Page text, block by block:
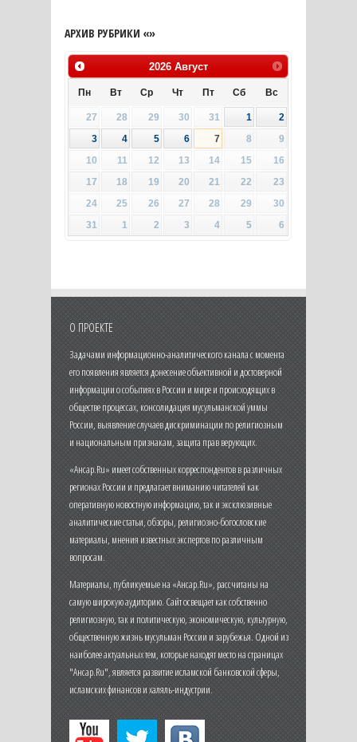
АРХИВ РУБРИКИ «»
2026 Август
Пн Вт Ср Чт Пт Сб Вс
27 28 29 30 31 1
2
3
4 5 6 7 8
9
10
11 12 13 14 15
16
17
18 19 20 21 22
23
24
25 26 27 28 29
30
31
1 2 3 4 5 6
О ПРОЕКТЕ
Задачами информационно-аналитического канала с момента
его появления является донесение объективной и достоверной
информации о событиях в России и мире и происходящих в
обществе процессах, консолидация мусульманской уммы
России, выявление случаев дискриминации по религиозным
и национальным признакам, защита прав верующих.
«Ансар.Ru» имеет собственных корреспондентов в различных
регионах России и предлагает вниманию читателей как
оперативную новостную информацию, так и эксклюзивные
аналитические статьи, обзоры, религиозно-богословские
материалы, мнения известных экспертов по различным
вопросам.
Материалы, публикуемые на «Ансар.Ru», рассчитаны на
самую широкую аудиторию. Сайт освещает как собственно
религиозную, так и политическую, экономическую, культурную,
общественную жизнь мусульман России и зарубежья. Одной из
наиболее актуальных тем, которые находят место на страницах
"Ансар.Ru", является развитие исламской банковской сферы,
исламских финансов и халяль-индустрии.